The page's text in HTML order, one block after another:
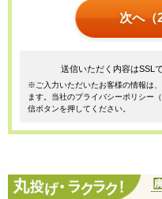
次へ（
送信いただく内容はSSL
※ご入力いただいたお客様の情報は
ます。当社のプライバシーポリシー
信ボタンを押してください。